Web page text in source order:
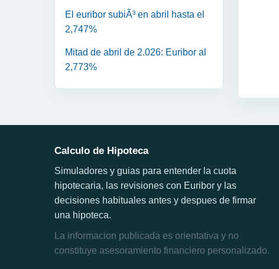
El euribor subiÃ³ en abril hasta el
2,747%
Mitad de abril de 2.026: Euribor al
2,773%
Calculo de Hipoteca
Simuladores y guias para entender la cuota
hipotecaria, las revisiones con Euribor y las
decisiones habituales antes y despues de firmar
una hipoteca.
La informacion publicada es orientativa y no
constituye asesoramiento financiero personalizado.